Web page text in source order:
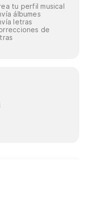
tu perfil musical
álbumes
letras
de